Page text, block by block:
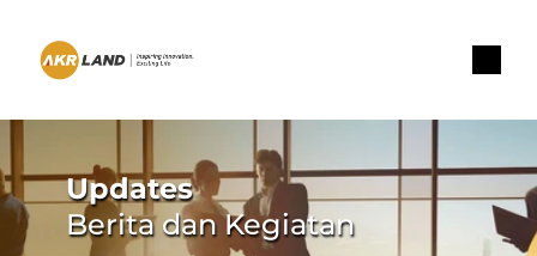
Updates
Berita dan Kegiatan